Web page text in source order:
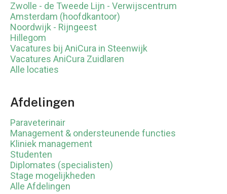
Zwolle - de Tweede Lijn - Verwijscentrum
Amsterdam (hoofdkantoor)
Noordwijk - Rijngeest
Hillegom
Vacatures bij AniCura in Steenwijk
Vacatures AniCura Zuidlaren
Alle locaties
Afdelingen
Paraveterinair
Management & ondersteunende functies
Kliniek management
Studenten
Diplomates (specialisten)
Stage mogelijkheden
Alle Afdelingen